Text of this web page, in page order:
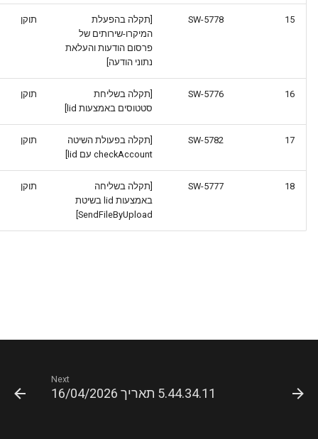
15
SW-5778
[תקלה בהפעלת
המיקרו-שירותים של
פרסום הודעות והעלאת
נתוני הודעה]
תוקן
16
SW-5776
[תקלה בשליחת
סטטוסים באמצעות lid]
תוקן
17
SW-5782
[תקלה בפעולת השיטה
checkAccount עם lid]
תוקן
18
SW-5777
[תקלה בשליחה
באמצעות lid בשיטת
SendFileByUpload]
תוקן
Next
5.44.34.11 תאריך 16/04/2026